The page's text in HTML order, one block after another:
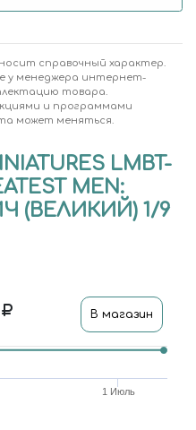
справочный характер.
у менеджера интернет-
товара.
и программами
может меняться.
LMBT-
MEN:
(ВЕЛИКИЙ) 1/9
В магазин
1 Июль